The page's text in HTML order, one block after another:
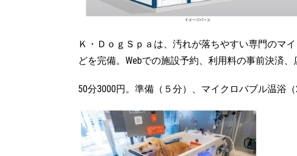
Ｋ・ＤｏｇＳｐａは、汚れが落ちやすい専門のマ
どを完備。Webでの施設予約、利用料の事前決済
50分3000円。準備（５分）、マイクロバブル温浴